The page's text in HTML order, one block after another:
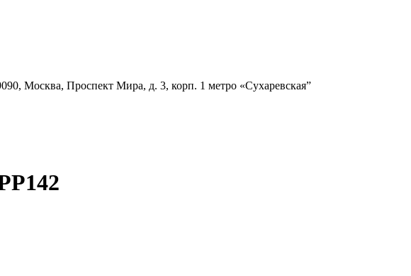
Москва, Проспект Мира, д. 3, корп. 1 метро «Сухаревская”